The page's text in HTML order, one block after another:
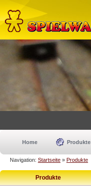
Home Produkte
Navigation: Startseite » Produkte
Produkte